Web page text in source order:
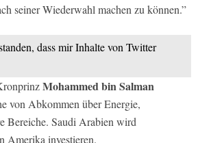
seiner Wiederwahl machen zu können.”
dass mir Inhalte von Twitter
Mohammed bin Salman
von Abkommen über Energie,
Bereiche. Saudi Arabien wird
Amerika investieren.